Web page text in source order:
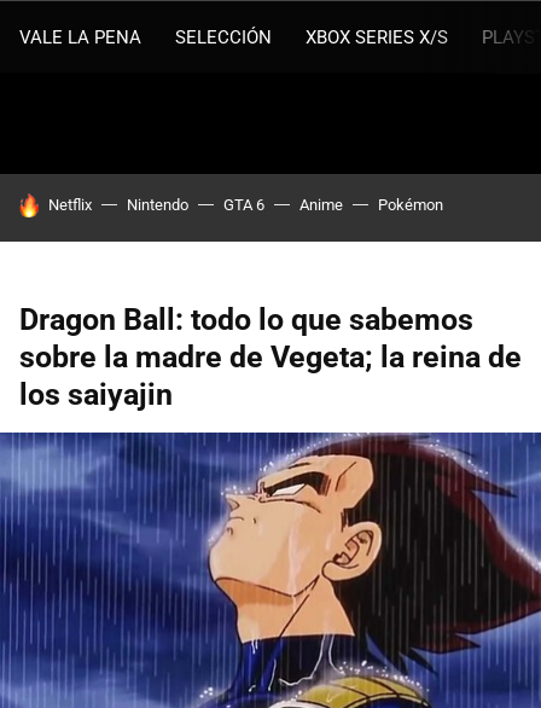
VALE LA PENA SELECCIÓN XBOX SERIES X/S
HOY SE HABLA DE
Netflix Nintendo GTA 6 Anime Pokémon
Dragon Ball: todo lo que sabemos
sobre la madre de Vegeta; la reina de
los saiyajin